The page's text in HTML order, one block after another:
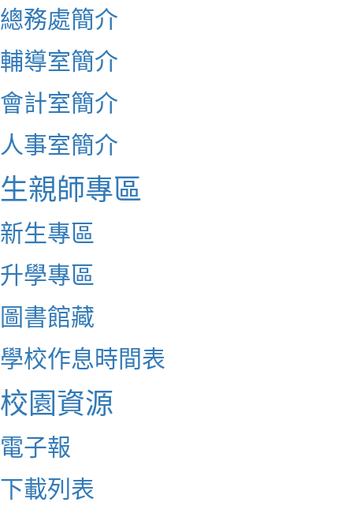
總務處簡介
輔導室簡介
會計室簡介
人事室簡介
生親師專區
新生專區
升學專區
圖書館藏
學校作息時間表
校園資源
電子報
下載列表